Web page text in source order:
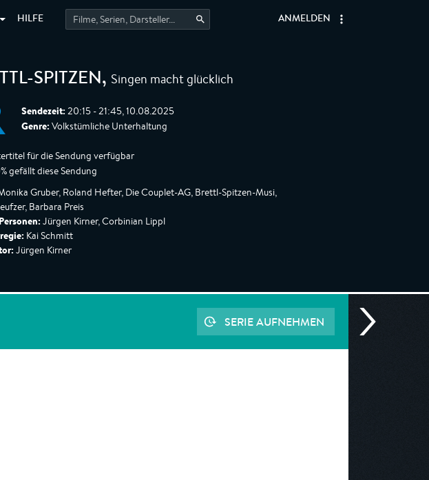
HILFE ANMELDEN
SPITZEN, Singen macht glücklich
Sendezeit: 20:15 - 21:45, 10.08.2025
Genre: Volkstümliche Unterhaltung
für die Sendung verfügbar
gefällt diese Sendung
Gruber, Roland Hefter, Die Couplet-AG, Brettl-Spitzen-Musi,
Barbara Preis
Jürgen Kirner, Corbinian Lippl
Kai Schmitt
Jürgen Kirner
SERIE AUFNEHMEN